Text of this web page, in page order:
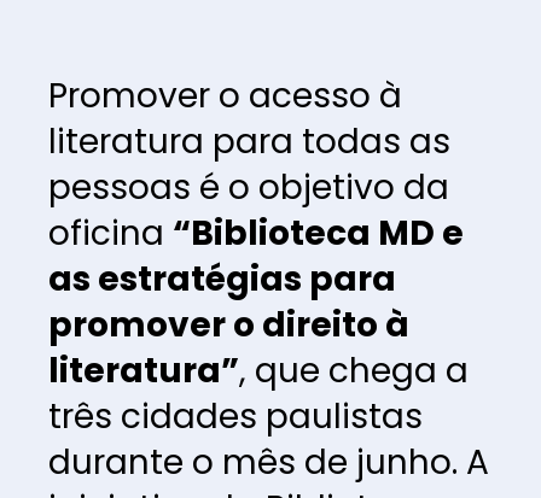
Promover o acesso à
literatura para todas as
pessoas é o objetivo da
oficina “Biblioteca MD e
as estratégias para
promover o direito à
literatura”, que chega a
três cidades paulistas
durante o mês de junho. A